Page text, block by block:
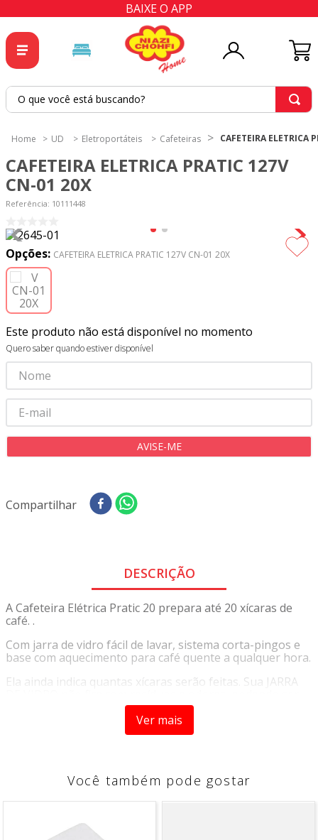
BAIXE O APP
O que você está buscando?
UD Eletroportáteis Cafeteiras CAFETEIRA ELETRICA
CAFETEIRA ELETRICA PRATIC 127V
CN-01 20X
Referência: 10111448
Opções: CAFETEIRA ELETRICA PRATIC 127V CN-01 20X
Este produto não está disponível no momento
Quero saber quando estiver disponível
Compartilhar
DESCRIÇÃO
A Cafeteira Elétrica Pratic 20 prepara até 20 xícaras de
café. .
Com jarra de vidro fácil de lavar, sistema corta-pingos e
base com aquecimento para café quente a qualquer hora.
Ela ainda indica quantas xícaras serão feitas. Sua JARRA
Com seu SISTEMA CORTA-PINGOS, você pode retirar a
para você ter CAFÉ QUENTINHO POR MAIS TEMPO sem
de colocar a água e o pó de café.
Ver mais
Você também pode gostar
2º
tapete
cortina
5º
tecido percal
6
tecido tricoline
7º
percal
9º
tecido oxford
10º toalha mesa